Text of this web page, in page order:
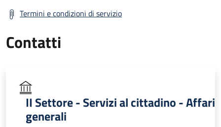
Termini e condizioni di servizio
Contatti
II Settore - Servizi al cittadino - Affari
generali